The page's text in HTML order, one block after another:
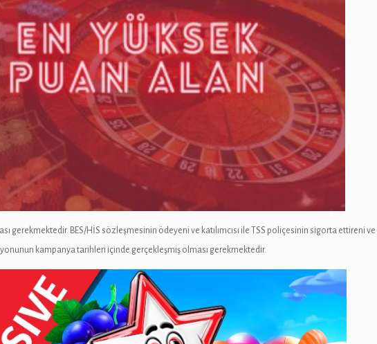
BES/HİS sözleşmesinin ödeyeni ve katılımcısı ile TSS poliçesinin sigorta ettireni ve
kampanya tarihleri içinde gerçekleşmiş olması gerekmektedir.